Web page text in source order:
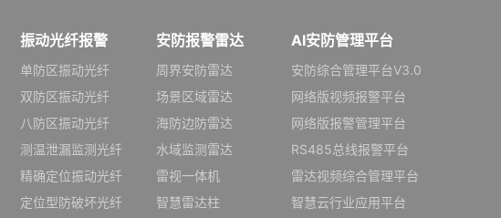
振动光纤报警
单防区振动光纤
双防区振动光纤
八防区振动光纤
测温泄漏监测光纤
精确定位振动光纤
定位型防破坏光纤
安防报警雷达
周界安防雷达
场景区域雷达
海防边防雷达
水域监测雷达
雷视一体机
智慧雷达柱
AI安防管理平台
安防综合管理平台V3.0
网络版视频报警平台
网络版报警管理平台
RS485总线报警平台
雷达视频综合管理平台
智慧云行业应用平台